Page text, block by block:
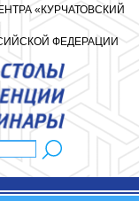
«КУРЧАТОВСКИЙ
ФЕДЕРАЦИИ